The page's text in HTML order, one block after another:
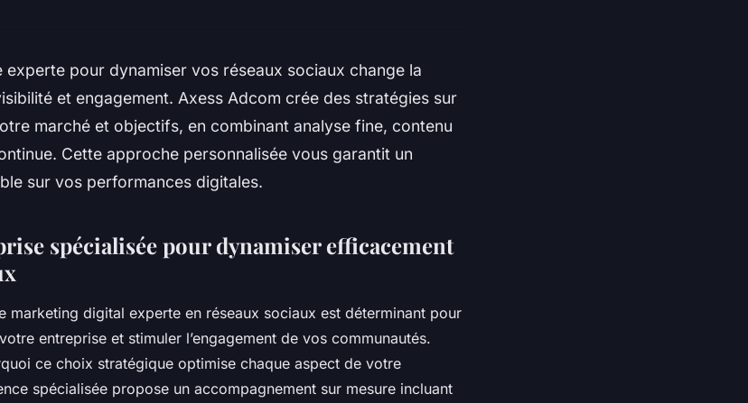
experte pour dynamiser vos réseaux sociaux change la
et engagement. Axess Adcom crée des stratégies sur
marché et objectifs, en combinant analyse fine, contenu
Cette approche personnalisée vous garantit un
sur vos performances digitales.
spécialisée pour dynamiser efficacement
marketing digital experte en réseaux sociaux est déterminant pour
entreprise et stimuler l’engagement de vos communautés.
ce choix stratégique optimise chaque aspect de votre
spécialisée propose un accompagnement sur mesure incluant